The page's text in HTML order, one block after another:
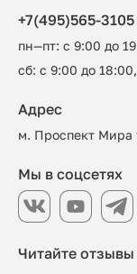
+7(495)565-3105
пн—пт: с 9:00 до
сб: с 9:00 до
Читайте отзывы
Адрес
м. Проспект Мира
Мы в соцсетях